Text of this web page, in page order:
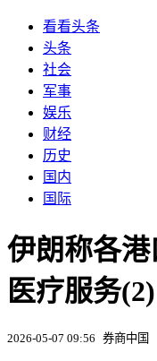
看看头条
头条
社会
军事
娱乐
财经
历史
国内
国际
伊朗称各
医疗服务(2)
2026-05-07 09:56 券商中国